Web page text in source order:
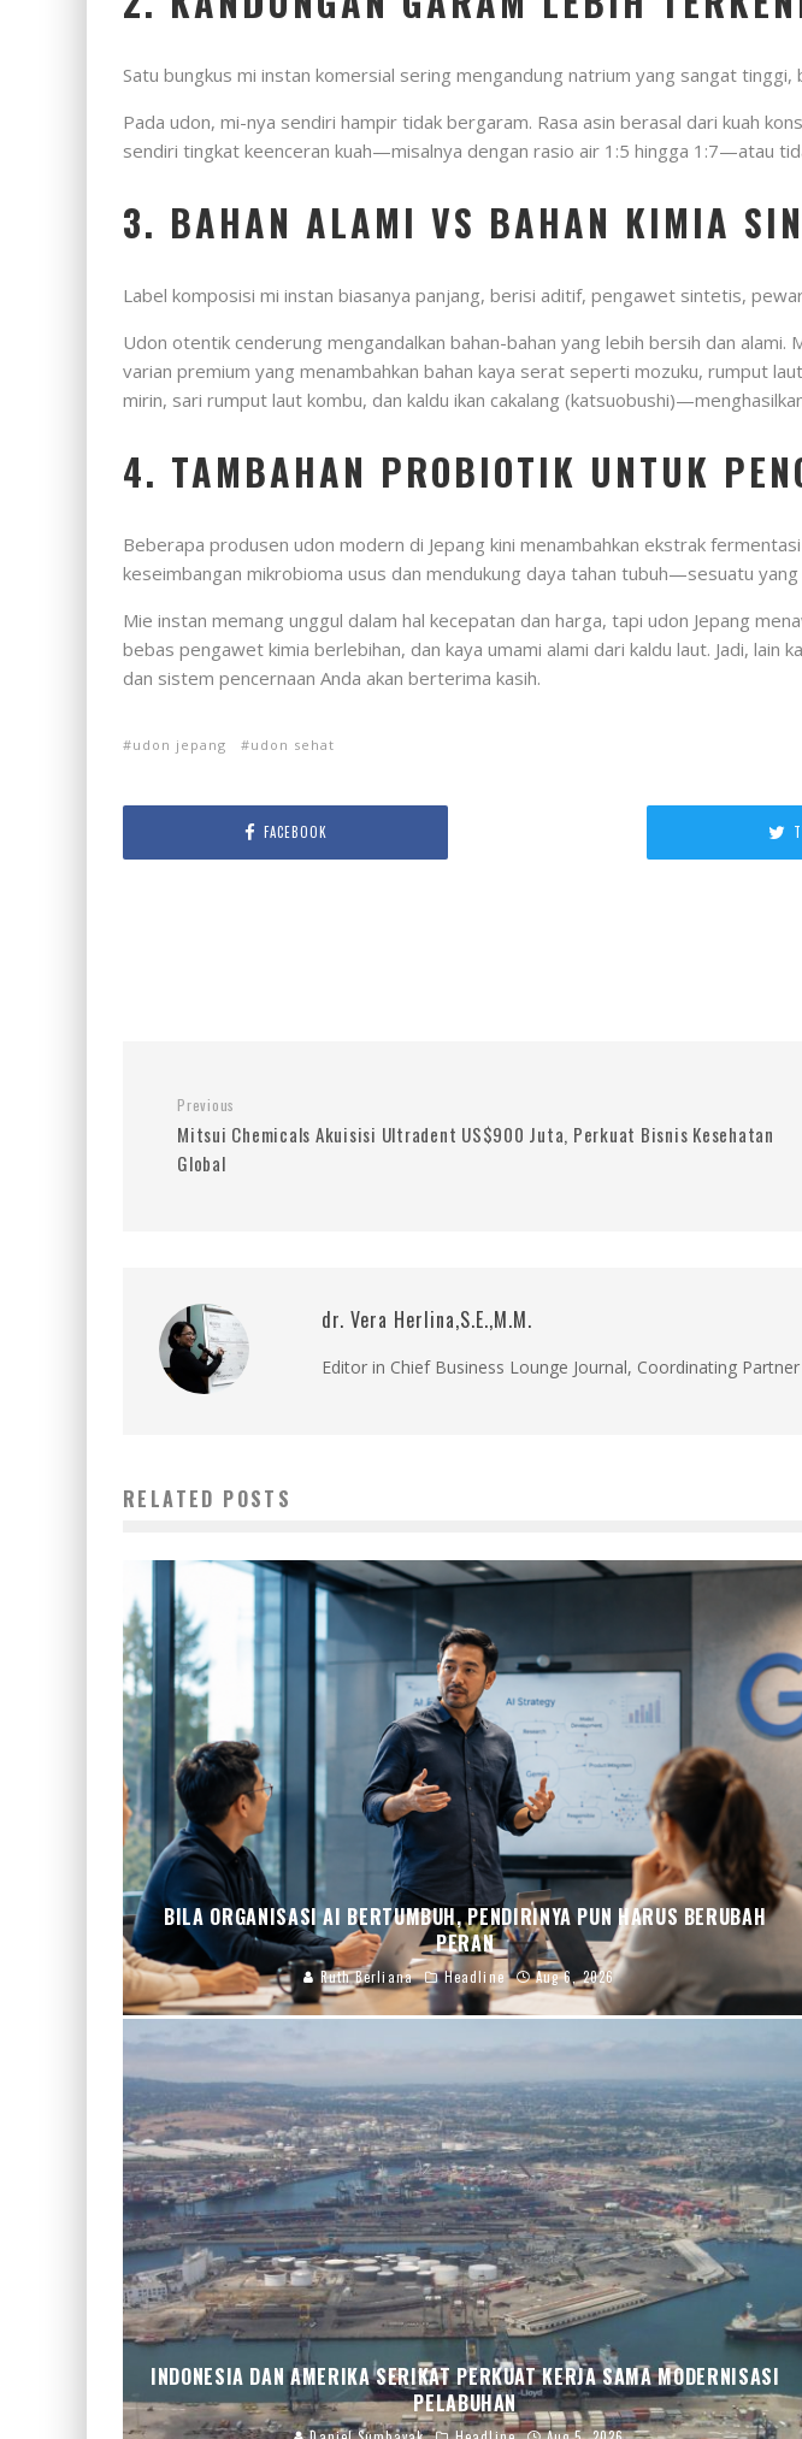
Satu bungkus mi instan komersial sering mengandung natrium yang sangat
Pada udon, mi-nya sendiri hampir tidak bergaram. Rasa asin berasal dari kuah
sendiri tingkat keenceran kuah—misalnya dengan rasio air 1:5 hingga 1:7—atau
3. BAHAN ALAMI VS BAHAN KIMIA
Label komposisi mi instan biasanya panjang, berisi aditif, pengawet sintetis,
Udon otentik cenderung mengandalkan bahan-bahan yang lebih bersih dan
varian premium yang menambahkan bahan kaya serat seperti mozuku, rumput
mirin, sari rumput laut kombu, dan kaldu ikan cakalang
4. TAMBAHAN PROBIOTIK UNTUK
Beberapa produsen udon modern di Jepang kini menambahkan ekstrak
keseimbangan mikrobioma usus dan mendukung daya tahan tubuh—sesuatu
Mie instan memang unggul dalam hal kecepatan dan harga, tapi udon Jepang
bebas pengawet kimia berlebihan, dan kaya umami alami dari kaldu laut. Jadi,
dan sistem pencernaan Anda akan berterima kasih.
udon jepang udon sehat
FACEBOOK
Previous
Mitsui Chemicals Akuisisi Ultradent US$900 Juta, Perkuat Bisnis Kesehatan
Global
dr. Vera Herlina,S.E.,M.M.
Editor in Chief Business Lounge Journal, Coordinating
RELATED POSTS
BILA ORGANISASI AI BERTUMBUH, PENDIRINYA PUN HARUS BERUBAH
PERAN
Ruth Berliana Headline Aug 6, 2026
INDONESIA DAN AMERIKA SERIKAT PERKUAT KERJA SAMA MODERNISASI
PELABUHAN